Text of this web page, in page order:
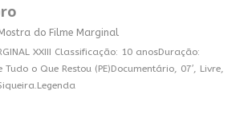
do Filme Marginal
XXIII Classificação: 10 anosDuração:
Tudo o Que Restou (PE)Documentário, 07′, Livre,